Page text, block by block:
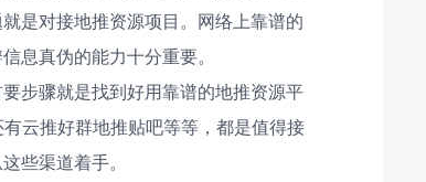
是对接地推资源项目。网络上靠谱的
息真伪的能力十分重要。
步骤就是找到好用靠谱的地推资源平
云推好群地推贴吧等等，都是值得接
些渠道着手。